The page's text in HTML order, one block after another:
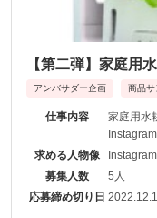
【第二弾】家庭用
ン】公式サポータ
アンバサダー企画 商品サ
仕事内容
家庭用水
求める人物像
募集人数
5人
応募締め切り日